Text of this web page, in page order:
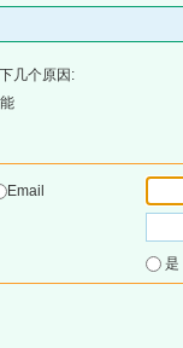
几个原因:
Email